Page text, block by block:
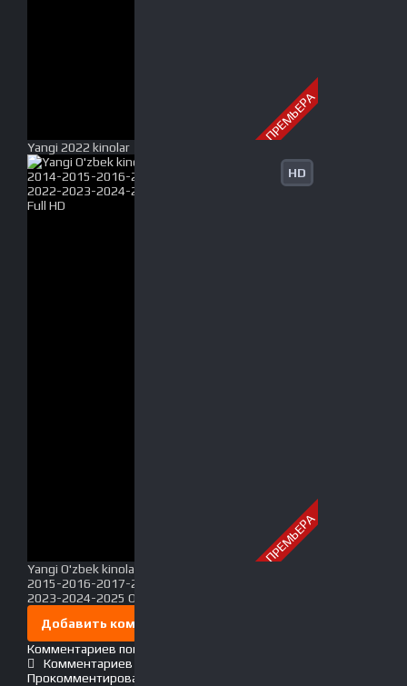
ПРЕМЬЕРА
Yangi 2022 kinolar
HD
ПРЕМЬЕРА
Yangi O'zbek kinolar 2010-2011-2012-2013-2014-
2015-2016-2017-2018-2019-2020-2021-2022-
2023-2024-2025 O'zbek tilida Uzbek tarjima Full HD
Добавить комментарий
Комментариев пока нет. Стань первым!
Комментариев (0)
Прокомментировать